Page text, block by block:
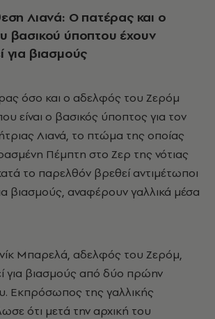
Λιανά: Ο πατέρας και ο
βασικού ύποπτου έχουν
για βιασμούς
όσο και ο αδελφός του Ζερόμ
είναι ο βασικός ύποπτος για τον
Λιανά, το πτώμα της οποίας
Πέμπτη στο Ζερ της νότιας
το παρελθόν βρεθεί αντιμέτωποι
βιασμούς, αναφέρουν γαλλικά μέσα
Μπαρελά, αδελφός του Ζερόμ,
για βιασμούς από δύο πρώην
Εκπρόσωπος της γαλλικής
ότι μετά την αρχική του